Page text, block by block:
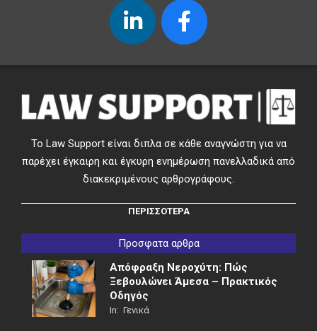
Το Law Support είναι διπλα σε κάθε αναγνώστη για να
παρέχει έγκαιρη και έγκυρη ενημέρωση πανελλαδικά από
διακεκριμένους αρθρογράφους.
ΠΕΡΙΣΣΟΤΕΡΑ
Προσφατα αρθρα
Απόφραξη Νεροχύτη: Πώς
Ξεβουλώνει Άμεσα – Πρακτικός
Οδηγός
In: Γενικά